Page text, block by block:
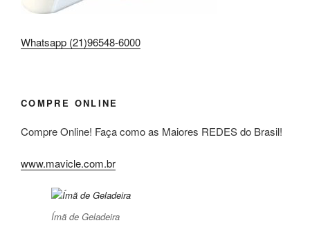
Whatsapp (21)96548-6000
COMPRE ONLINE
Compre Online! Faça como as Maiores REDES do Brasil!
www.mavicle.com.br
Ímã de Geladeira